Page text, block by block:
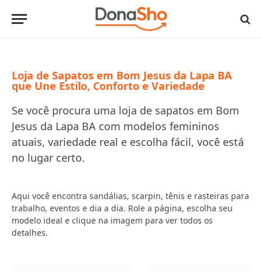
Loja de Sapatos em Bom Jesus da Lapa BA
que Une Estilo, Conforto e Variedade
Se você procura uma loja de sapatos em Bom
Jesus da Lapa BA com modelos femininos
atuais, variedade real e escolha fácil, você está
no lugar certo.
Aqui você encontra sandálias, scarpin, tênis e rasteiras para
trabalho, eventos e dia a dia. Role a página, escolha seu
modelo ideal e clique na imagem para ver todos os
detalhes.